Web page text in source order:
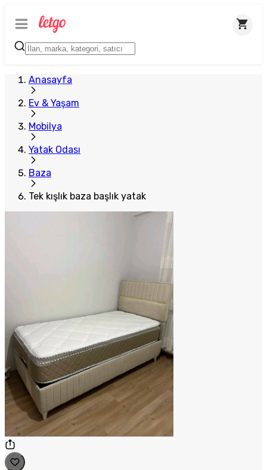
Anasayfa
Ev & Yaşam
Mobilya
Yatak Odası
Baza
Tek kışlık baza başlık yatak